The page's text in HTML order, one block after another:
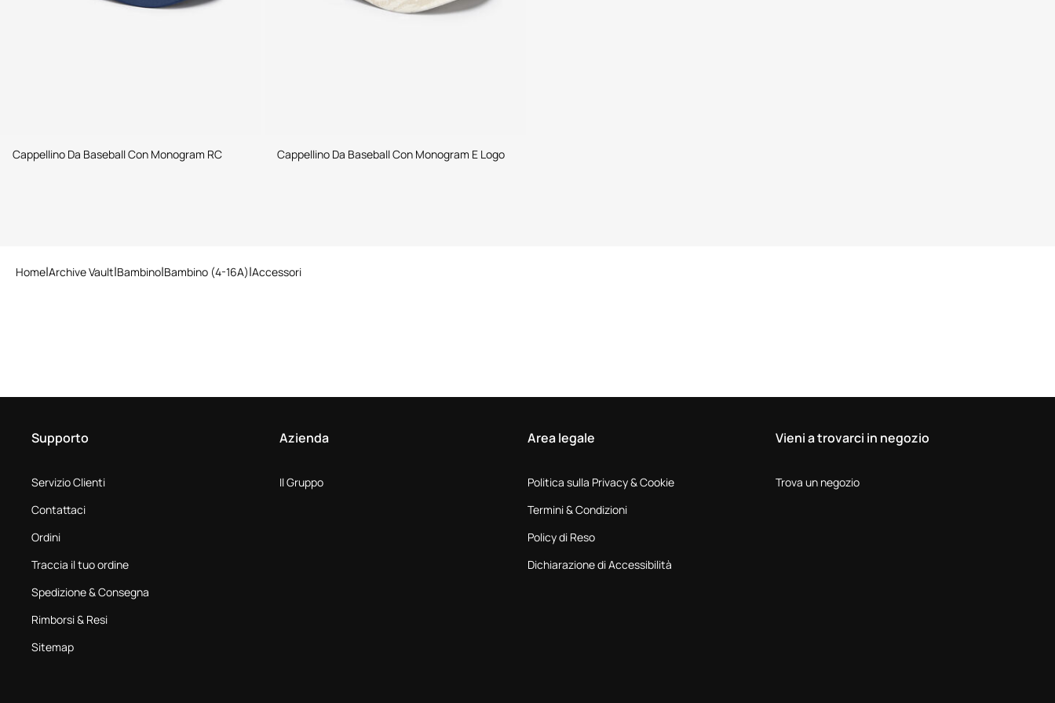
Cappellino Da Baseball Con Monogram RC Cappellino Da Baseball Con Monogram E Logo
Home Archive Vault Bambino Bambino (4-16A) Accessori
Supporto
Servizio Clienti
Contattaci
Ordini
Traccia il tuo ordine
Spedizione & Consegna
Rimborsi & Resi
Sitemap
Azienda
Il Gruppo
Area legale
Politica sulla Privacy & Cookie
Termini & Condizioni
Policy di Reso
Dichiarazione di Accessibilità
Vieni a trovarci in negozio
Trova un negozio